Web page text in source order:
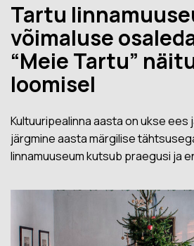
Tartu
võimaluse
“Meie Tartu”
loomisel
Kultuuripealinna aasta on ukse ees
järgmine aasta märgilise
linnamuuseum kutsub praegusi ja